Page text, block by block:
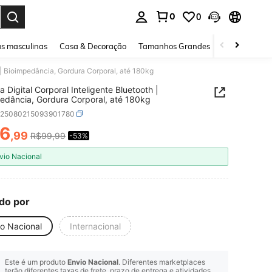
0 0
masculinas Casa & Decoração Tamanhos Grandes Joias e
Gordura Corporal, até 180kg
Digital Corporal Inteligente Bluetooth |
Gordura Corporal, até 180kg
AND AVAILABILITY
,99 R$99,99 -53%
Nacional
por
Nacional Internacional
Este é um produto Envio Nacional. Diferentes marketplaces